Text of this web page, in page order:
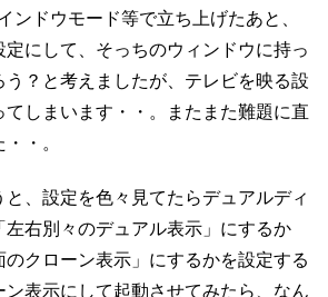
ンドウモード等で立ち上げたあと、
にして、そっちのウィンドウに持っ
？と考えましたが、テレビを映る設
しまいます・・。またまた難題に直
・。
、設定を色々見てたらデュアルディ
右別々のデュアル表示」にするか
のクローン表示」にするかを設定する
表示にして起動させてみたら、なん